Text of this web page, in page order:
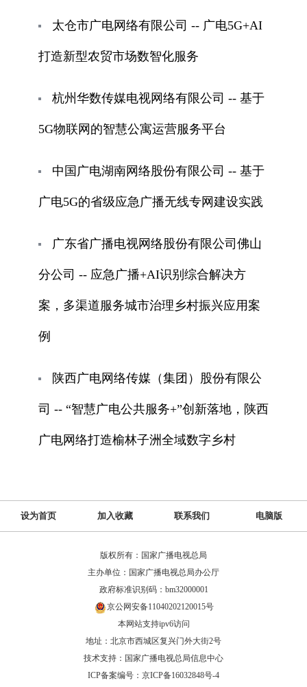
太仓市广电网络有限公司 -- 广电5G+AI
打造新型农贸市场数智化服务
杭州华数传媒电视网络有限公司 -- 基于
5G物联网的智慧公寓运营服务平台
中国广电湖南网络股份有限公司 -- 基于
广电5G的省级应急广播无线专网建设实践
广东省广播电视网络股份有限公司佛山
分公司 -- 应急广播+AI识别综合解决方
案，多渠道服务城市治理乡村振兴应用案
例
陕西广电网络传媒（集团）股份有限公
司 -- “智慧广电公共服务+”创新落地，陕西
广电网络打造榆林子洲全域数字乡村
设为首页 加入收藏 联系我们 电脑版
版权所有：国家广播电视总局
主办单位：国家广播电视总局办公厅
政府标准识别码：bm32000001
京公网安备11040202120015号
本网站支持ipv6访问
地址：北京市西城区复兴门外大街2号
技术支持：国家广播电视总局信息中心
ICP备案编号：京ICP备16032848号-4